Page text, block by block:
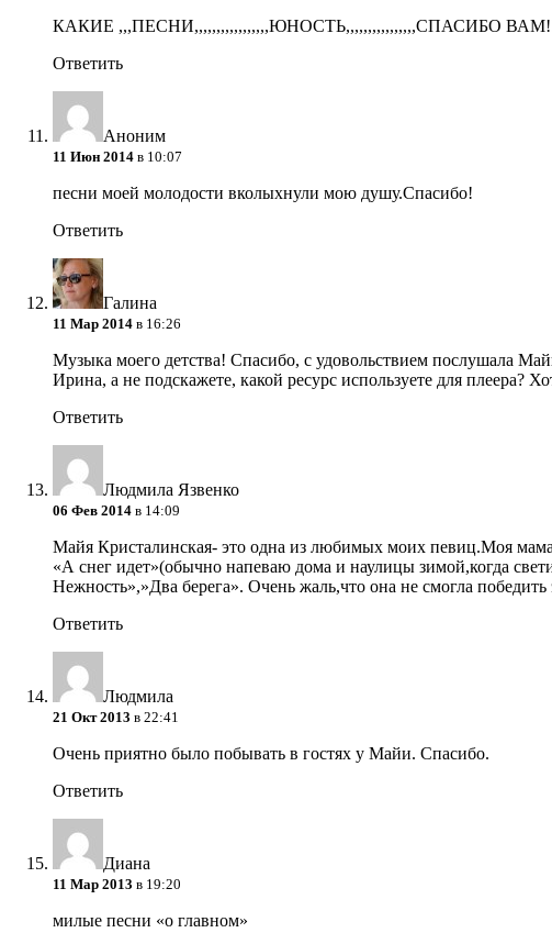
КАКИЕ ,,,ПЕСНИ,,,,,,,,,,,,,,,,,ЮНОСТЬ,,,,,,,,,,,,,,,,СПАСИБО
Ответить
Аноним
11 Июн 2014 в 10:07
песни моей молодости вколыхнули мою душу.Спасибо!
Ответить
Галина
11 Мар 2014 в 16:26
Музыка моего детства! Спасибо, с удовольствием послушала
Ирина, а не подскажете, какой ресурс используете для плеера?
Ответить
Людмила Язвенко
06 Фев 2014 в 14:09
Майя Кристалинская- это одна из любимых моих певиц.Моя
«А снег идет»(обычно напеваю дома и наулицы зимой,когда
Нежность»,»Два берега». Очень жаль,что она не смогла
Ответить
Людмила
21 Окт 2013 в 22:41
Очень приятно было побывать в гостях у Майи. Спасибо.
Ответить
Диана
11 Мар 2013 в 19:20
милые песни «о главном»